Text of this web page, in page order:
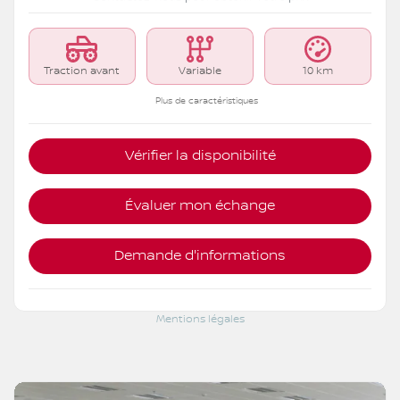
Traction avant Variable 10 km
Plus de caractéristiques
Vérifier la disponibilité
Évaluer mon échange
Demande d'informations
Mentions légales